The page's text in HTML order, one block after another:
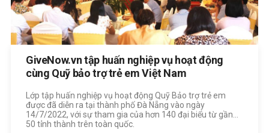
GiveNow.vn tập huấn nghiệp vụ hoạt động
cùng Quỹ bảo trợ trẻ em Việt Nam
Lớp tập huấn nghiệp vụ hoạt động Quỹ Bảo trợ trẻ em
được đã diễn ra tại thành phố Đà Nẵng vào ngày
14/7/2022, với sự tham gia của hơn 140 đại biểu từ gần
50 tỉnh thành trên toàn quốc.